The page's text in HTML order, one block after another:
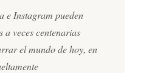
e Instagram pueden
a veces centenarias
el mundo de hoy, en